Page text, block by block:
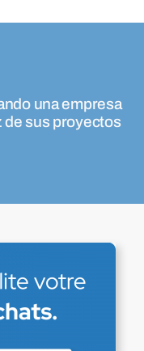
una empresa
de sus proyectos